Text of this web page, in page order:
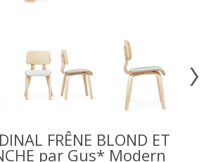
FRÊNE BLOND ET
par Gus* Modern